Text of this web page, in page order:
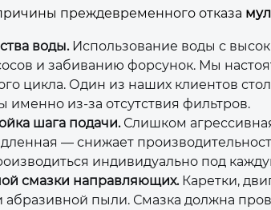
преждевременного отказа
воды.Использование воды с
и забиванию форсунок. Мы
цикла. Один из наших клиентов
именно из-за отсутствия фильтров.
шага подачи.Слишком
— снижает
индивидуально под
смазки направляющих.Каретки,
абразивной пыли. Смазка должна